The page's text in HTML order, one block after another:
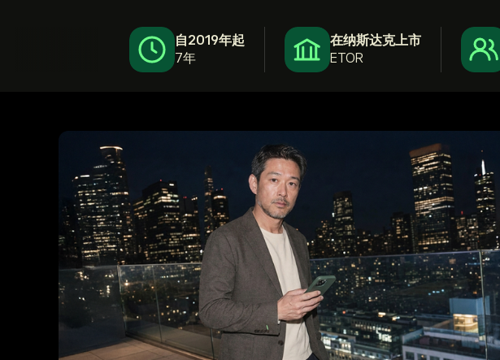
自2019年起
7年
在纳斯达克上市
ETOR